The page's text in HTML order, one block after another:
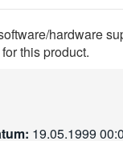
hardware
this product.
19.05.1999